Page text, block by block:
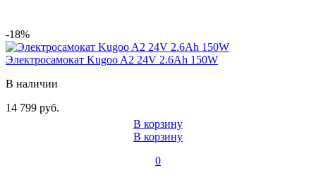
-18%
Электросамокат Kugoo A2 24V 2.6Ah 150W
В наличии
14 799 руб.
В корзину
В корзину
0